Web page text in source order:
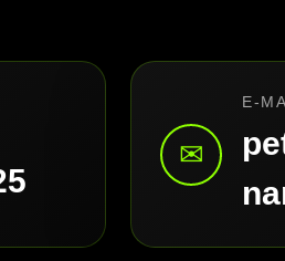
✉
E-